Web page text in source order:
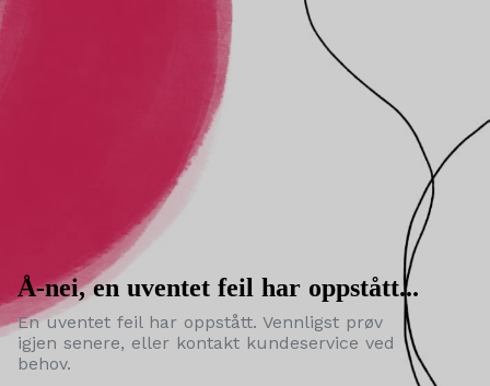
Å-nei, en uventet feil har oppstått...
En uventet feil har oppstått. Vennligst prøv
igjen senere, eller kontakt kundeservice ved
behov.